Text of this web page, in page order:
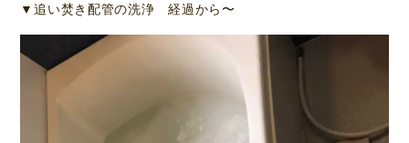
▼追い焚き配管の洗浄 経過から〜